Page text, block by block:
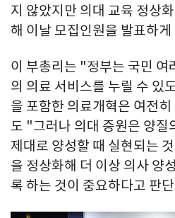
지 않았지만 의대 교육 정상
해 이날 모집인원을 발표하
이 부총리는 "정부는 국민 여
의 의료 서비스를 누릴 수 있
을 포함한 의료개혁은 여전
도 "그러나 의대 증원은 양질
제대로 양성할 때 실현되는
을 정상화해 더 이상 의사 양
록 하는 것이 중요하다고 판